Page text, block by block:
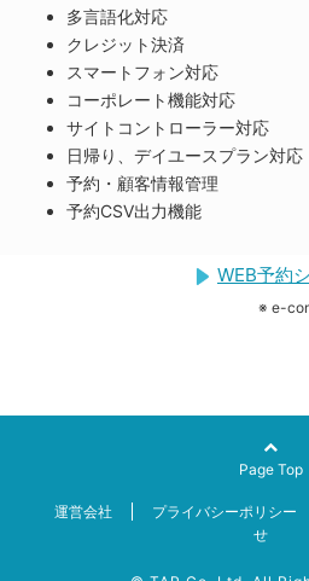
多言語化対応
クレジット決済
スマートフォン対応
コーポレート機能対応
サイトコントローラー対応
日帰り、デイユースプラン対応
予約・顧客情報管理
予約CSV出力機能
WEB予約
※ e-
Page Top
運営会社 プライバシーポリシー
せ